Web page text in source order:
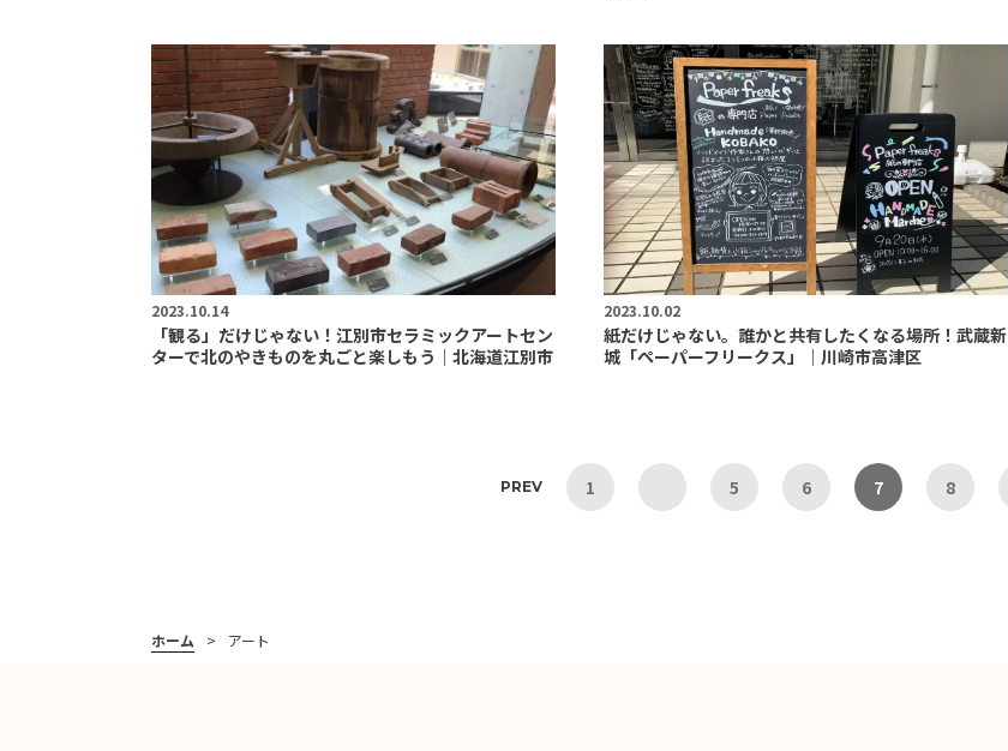
2023.10.14
「観る」だけじゃない！江別市セラミックアートセン
ターで北のやきものを丸ごと楽しもう｜北海道江別市
2023.10.02
紙だけじゃない。誰かと共有したくなる場所！武蔵新
城「ペーパーフリークス」｜川崎市高津区
PREV 1 5 6 7 8
ホーム アート